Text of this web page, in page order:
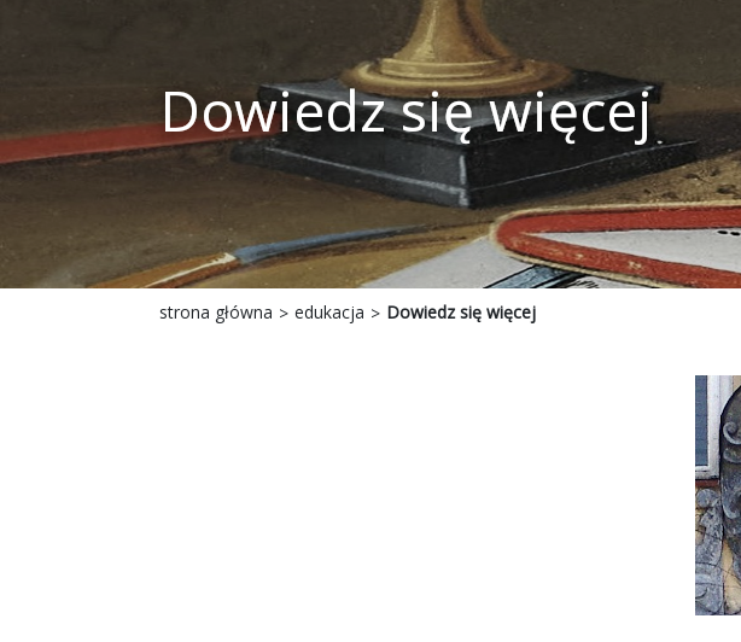
Dowiedz się więcej
strona główna edukacja Dowiedz się więcej